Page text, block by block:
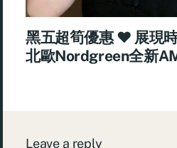
黑五超筍優惠 ♥ 展現
北歐Nordgreen全新
Leave a reply